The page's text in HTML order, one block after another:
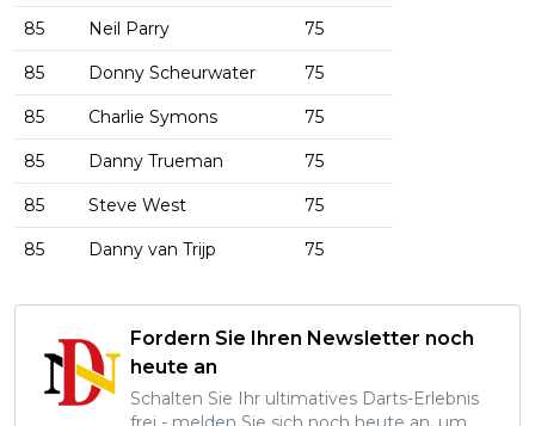
85 Neil Parry 75
85 Donny Scheurwater 75
85 Charlie Symons 75
85 Danny Trueman 75
85 Steve West 75
85 Danny van Trijp 75
Fordern Sie Ihren Newsletter noch
heute an
Schalten Sie Ihr ultimatives Darts-Erlebnis